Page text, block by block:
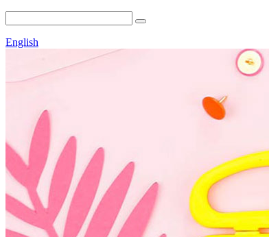
English